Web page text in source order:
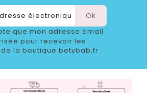
que mon adresse email
pour recevoir les
la boutique betybab.fr